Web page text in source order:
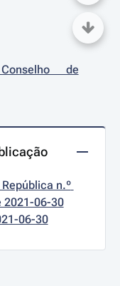
de
n.º
2021-06-30
06-30